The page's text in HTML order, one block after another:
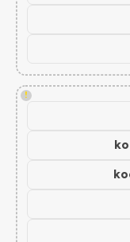
!